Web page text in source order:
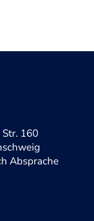
160
Absprache